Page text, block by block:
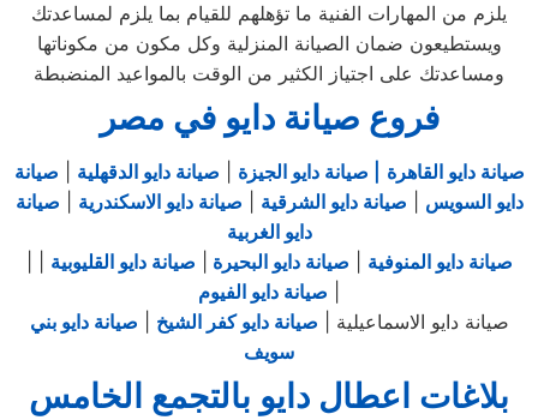
يلزم من المهارات الفنية ما تؤهلهم للقيام بما يلزم لمساعدتك
ويستطيعون ضمان الصيانة المنزلية وكل مكون من مكوناتها
ومساعدتك على اجتياز الكثير من الوقت بالمواعيد المنضبطة
فروع صيانة دايو في مصر
صيانة دايو القاهرة | صيانة دايو الجيزة صيانة دايو الدقهلية
صيانة
دايو السويس
صيانة دايو الشرقية صيانة دايو الاسكندرية
صيانة
دايو الغربية
صيانة دايو المنوفية صيانة دايو البحيرة صيانة دايو القليوبية
صيانة دايو الفيوم
صيانة دايو الاسماعيلية | صيانة دايو كفر الشيخ
صيانة دايو بني
سويف
بلاغات اعطال دايو بالتجمع الخامس